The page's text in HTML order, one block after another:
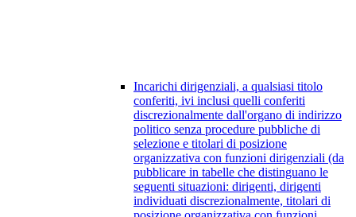
Incarichi dirigenziali, a qualsiasi titolo
conferiti, ivi inclusi quelli conferiti
discrezionalmente dall'organo di indirizzo
politico senza procedure pubbliche di
selezione e titolari di posizione
organizzativa con funzioni dirigenziali (da
pubblicare in tabelle che distinguano le
seguenti situazioni: dirigenti, dirigenti
individuati discrezionalmente, titolari di